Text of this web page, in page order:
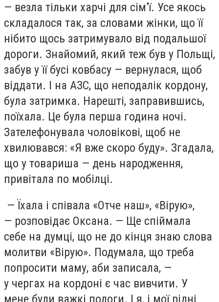
— везла тільки харчі для сім’ї. Усе якось
складалося так, за словами жінки, що її
нібито щось затримувало від подальшої
дороги. Знайомий, який теж був у Польщі,
забув у її бусі ковбасу — вернулася, щоб
віддати. І на АЗС, що неподалік кордону,
була затримка. Нарешті, заправившись,
поїхала. Це була перша година ночі.
Зателефонувала чоловікові, щоб не
хвилювався: «Я вже скоро буду». Згадала,
що у товариша — день народження,
привітала по мобілці.
— Їхала і співала «Отче наш», «Вірую»,
— розповідає Оксана. — Ще спіймала
себе на думці, що не до кінця знаю слова
молитви «Вірую». Подумала, що треба
попросити маму, аби записала, —
у чергах на кордоні є час вивчити. У
мене були важкі пологи. І я, і мої рідні